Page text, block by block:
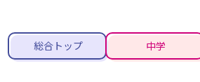
総合トップ 中学